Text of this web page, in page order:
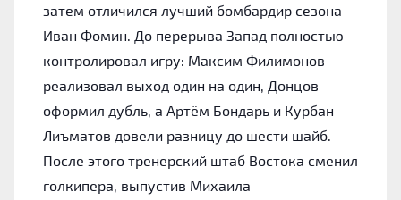
затем отличился лучший бомбардир сезона
Иван Фомин. До перерыва Запад полностью
контролировал игру: Максим Филимонов
реализовал выход один на один, Донцов
оформил дубль, а Артём Бондарь и Курбан
Лиъматов довели разницу до шести шайб.
После этого тренерский штаб Востока сменил
голкипера, выпустив Михаила